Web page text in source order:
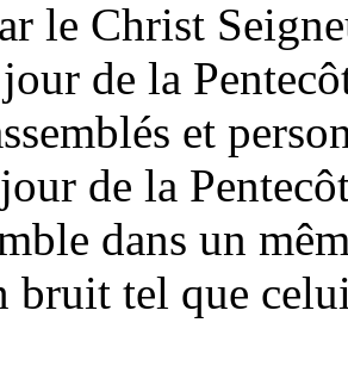
le Christ
de la
et
de la
dans un
bruit tel que